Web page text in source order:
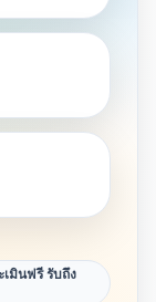
มินฟรี รับถึง